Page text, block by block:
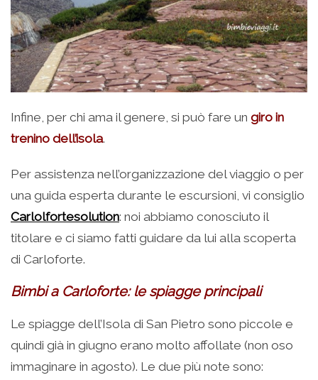
Infine, per chi ama il genere, si può fare un giro in
trenino dell’isola.
Per assistenza nell’organizzazione del viaggio o per
una guida esperta durante le escursioni, vi consiglio
Carlolfortesolution: noi abbiamo conosciuto il
titolare e ci siamo fatti guidare da lui alla scoperta
di Carloforte.
Bimbi a Carloforte: le spiagge principali
Le spiagge dell’Isola di San Pietro sono piccole e
quindi già in giugno erano molto affollate (non oso
immaginare in agosto). Le due più note sono: